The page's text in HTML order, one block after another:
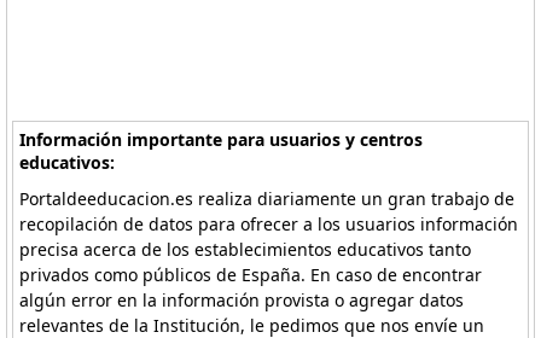
Información importante para usuarios y centros
educativos:
Portaldeeducacion.es realiza diariamente un gran trabajo de
recopilación de datos para ofrecer a los usuarios información
precisa acerca de los establecimientos educativos tanto
privados como públicos de España. En caso de encontrar
algún error en la información provista o agregar datos
relevantes de la Institución, le pedimos que nos envíe un